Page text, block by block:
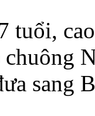
tuổi,
sang